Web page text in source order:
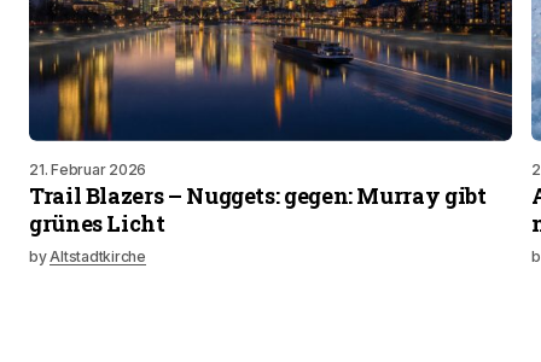
21. Februar 2026
Trail Blazers – Nuggets: gegen: Murray gibt
grünes Licht
byAltstadtkirche